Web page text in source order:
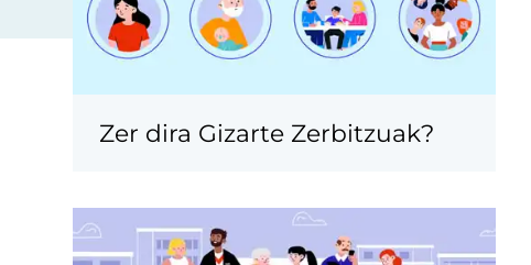
Zer dira Gizarte Zerbitzuak?